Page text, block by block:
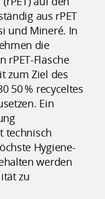
aus rPET
und Mineré. In
die
rPET-Flasche
zum Ziel des
50 % recyceltes
Ein
technisch
Hygiene-
werden
zu